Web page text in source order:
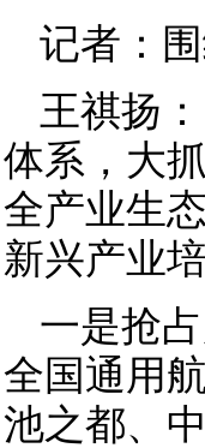
记者：
王祺扬
体系，大
全产业生
新兴产业
一是抢
全国通用
池之都、